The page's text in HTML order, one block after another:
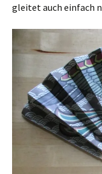
gleitet auch einfach